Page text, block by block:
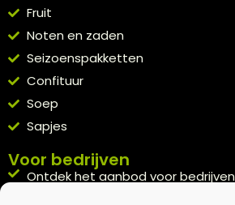
Fruit
Noten en zaden
Seizoenspakketten
Confituur
Soep
Sapjes
Voor bedrijven
Ontdek het aanbod voor bedrijven